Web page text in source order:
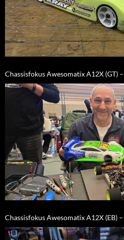
Chassisfokus Awesomatix A12X (GT)
Chassisfokus Awesomatix A12X (EB)